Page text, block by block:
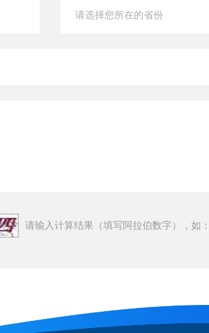
请输入计算结果（填写阿拉伯数字），如